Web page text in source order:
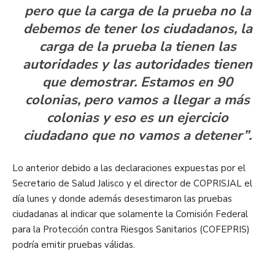
pero que la carga de la prueba no la
debemos de tener los ciudadanos, la
carga de la prueba la tienen las
autoridades y las autoridades tienen
que demostrar. Estamos en 90
colonias, pero vamos a llegar a más
colonias y eso es un ejercicio
ciudadano que no vamos a detener”.
Lo anterior debido a las declaraciones expuestas por el
Secretario de Salud Jalisco y el director de COPRISJAL el
día lunes y donde además desestimaron las pruebas
ciudadanas al indicar que solamente la Comisión Federal
para la Protección contra Riesgos Sanitarios (COFEPRIS)
podría emitir pruebas válidas.